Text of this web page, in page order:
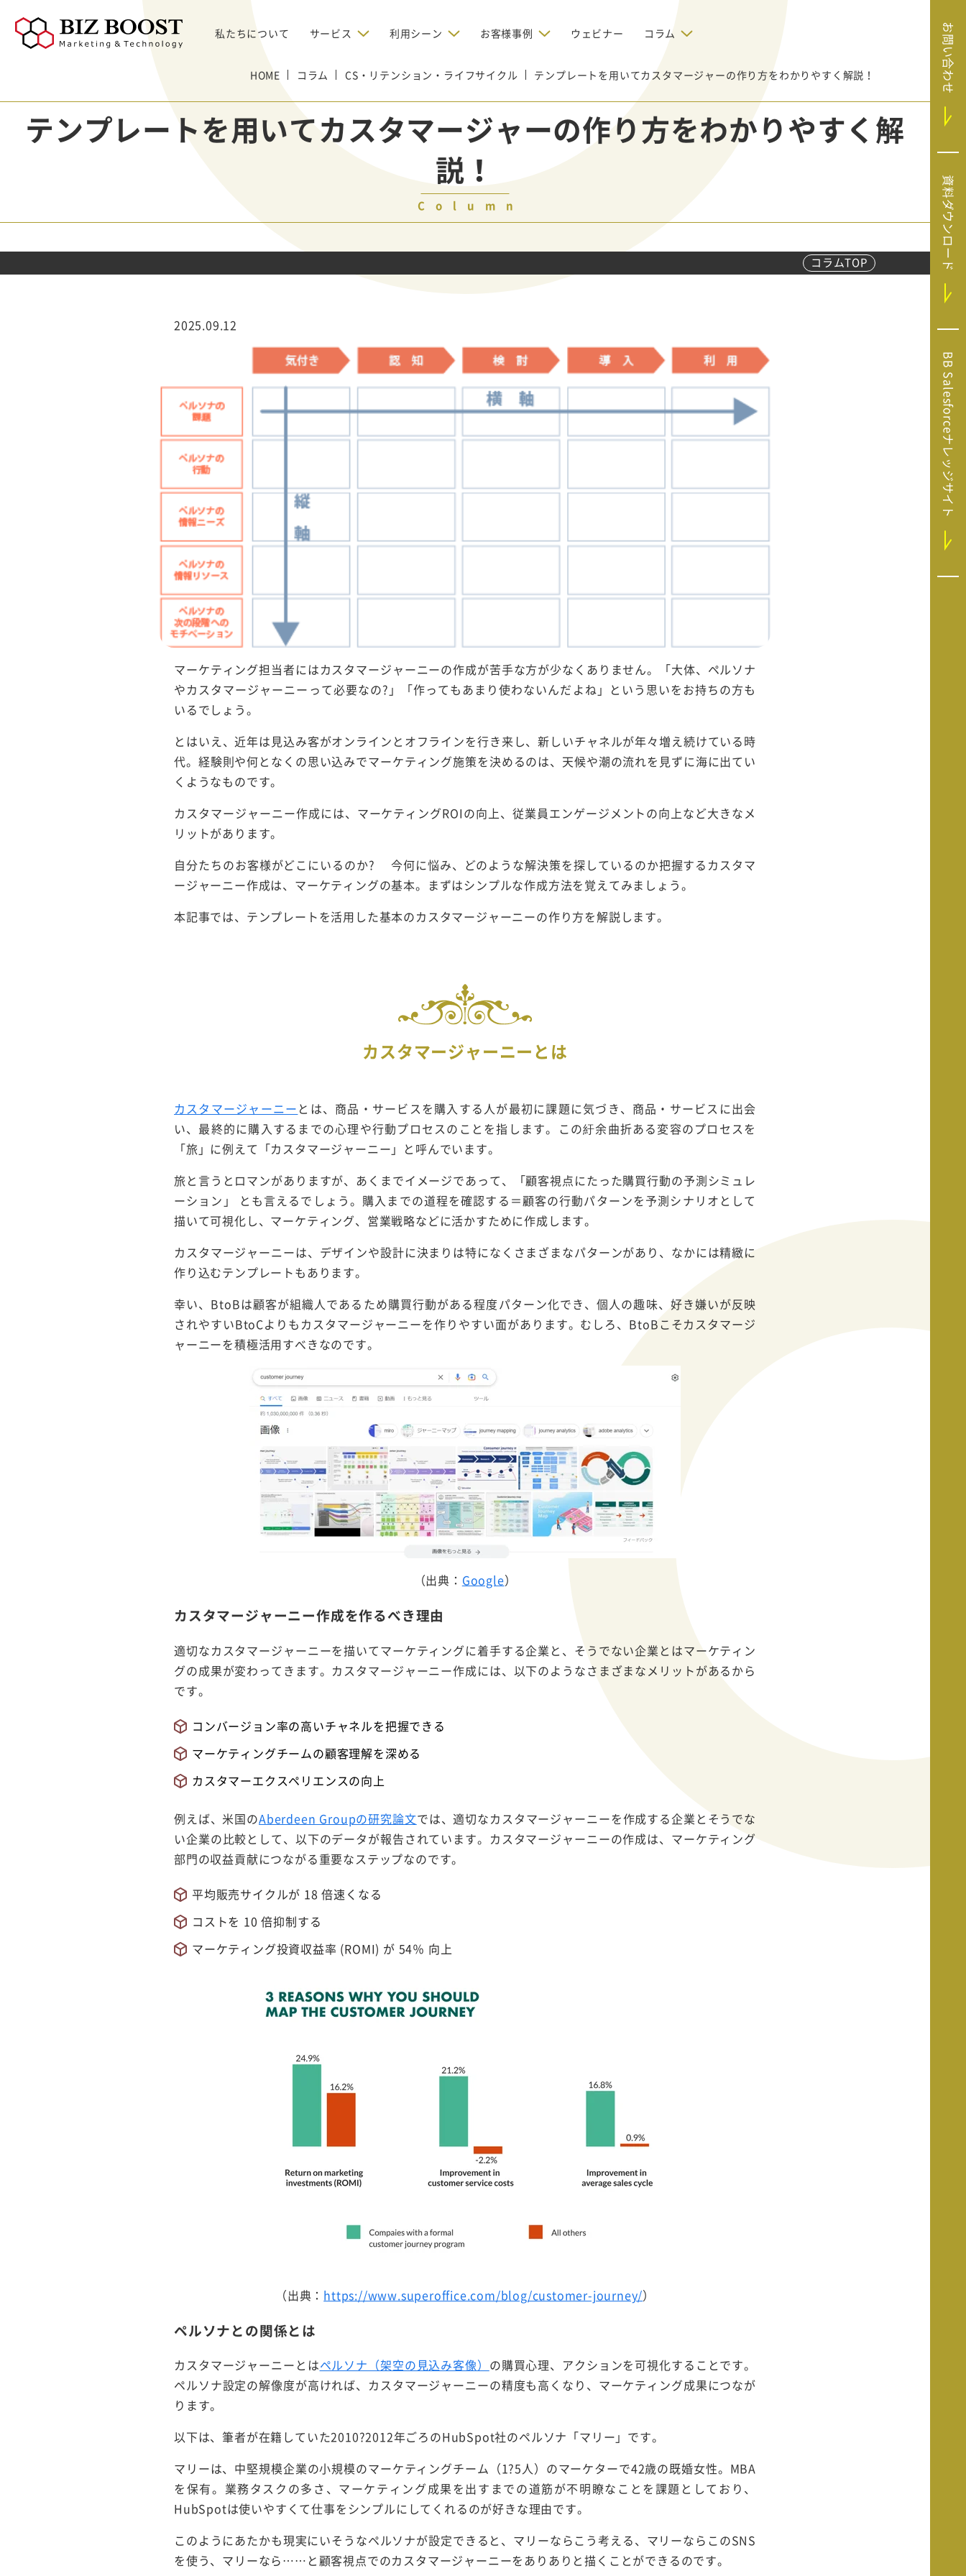
私たちについて サービス
コンサルティングサ
ービス
BtoBマーケティ
リード獲得
BtoB Webサイト
制作
メディアプロモー
行サービス
BtoBテレマーケ
リード醸成
デジタルリクルーティング
OMリクルーティン
デジタルテクノロジー
SaaS導入
BIZUTTO経費
MRC（マーケラ
ー）
(マイクロソフト
クラリティ）
Salesforce（セ
ールスフォース）
HubSpot（ハブ
スポット）
ビス
システムエンジニア
リング
利用シーン
Webからの問い合わせを増やしたい
セミナー/ウェビナーの集客を増や
したい
BtoBのテレマーケティングで成果を
BtoBのリスティング広告で成果を上
BtoBのインターネット広告で狙った
新規開拓の営業力を強化したい
採用コストを削減したい（中小企業
お客様事例
ウェビナー支援
イベントマーケティング
座談会
トレーラーハウスの認知度向上と文
化形成を目指して効果的なメールマ
ガジン配信の仕組みをMAで構築
ルな事例に学ぶ
ウェビナー コラム
戦略・マネジメント
デジタル施策 & チャネル
組織・パートナー & 法務
営業 & セールスオペ
HOME コラム CS・リテンション・ライフサイクル テンプレートを用いてカスタマージャーの作り方をわかりやすく解説！
テンプレートを用いてカスタマージャーの作り方をわかりやすく解
説！
Column
コラムTOP
2025.09.12
マーケティング担当者にはカスタマージャーニーの作成が苦手な方が少なくありません。「大体、ペルソナ
やカスタマージャーニーって必要なの?」「作ってもあまり使わないんだよね」という思いをお持ちの方も
いるでしょう。
とはいえ、近年は見込み客がオンラインとオフラインを行き来し、新しいチャネルが年々増え続けている時
代。経験則や何となくの思い込みでマーケティング施策を決めるのは、天候や潮の流れを見ずに海に出てい
くようなものです。
カスタマージャーニー作成には、マーケティングROIの向上、従業員エンゲージメントの向上など大きなメ
リットがあります。
自分たちのお客様がどこにいるのか? 今何に悩み、どのような解決策を探しているのか把握するカスタマ
ージャーニー作成は、マーケティングの基本。まずはシンプルな作成方法を覚えてみましょう。
本記事では、テンプレートを活用した基本のカスタマージャーニーの作り方を解説します。
カスタマージャーニーとは
カスタマージャーニー とは、商品・サービスを購入する人が最初に課題に気づき、商品・サービスに出会
い、最終的に購入するまでの心理や行動プロセスのことを指します。この紆余曲折ある変容のプロセスを
「旅」に例えて「カスタマージャーニー」と呼んでいます。
旅と言うとロマンがありますが、あくまでイメージであって、「顧客視点にたった購買行動の予測シミュレ
ーション」 とも言えるでしょう。購入までの道程を確認する＝顧客の行動パターンを予測シナリオとして
描いて可視化し、マーケティング、営業戦略などに活かすために作成します。
カスタマージャーニーは、デザインや設計に決まりは特になくさまざまなパターンがあり、なかには精緻に
作り込むテンプレートもあります。
幸い、BtoBは顧客が組織人であるため購買行動がある程度パターン化でき、個人の趣味、好き嫌いが反映
されやすいBtoCよりもカスタマージャーニーを作りやすい面があります。むしろ、BtoBこそカスタマージ
ャーニーを積極活用すべきなのです。
（出典： Google）
カスタマージャーニー作成を作るべき理由
適切なカスタマージャーニーを描いてマーケティングに着手する企業と、そうでない企業とはマーケティン
グの成果が変わってきます。カスタマージャーニー作成には、以下のようなさまざまなメリットがあるから
です。
コンバージョン率の高いチャネルを把握できる
マーケティングチームの顧客理解を深める
カスタマーエクスペリエンスの向上
例えば、米国のAberdeen Groupの研究論文では、適切なカスタマージャーニーを作成する企業とそうでな
い企業の比較として、以下のデータが報告されています。カスタマージャーニーの作成は、マーケティング
部門の収益貢献につながる重要なステップなのです。
平均販売サイクルが 18 倍速くなる
コストを 10 倍抑制する
マーケティング投資収益率 (ROMI) が 54％ 向上
（出典： https://www.superoffice.com/blog/customer-journey/）
ペルソナとの関係とは
カスタマージャーニーとはペルソナ（架空の見込み客像） の購買心理、アクションを可視化することです。
ペルソナ設定の解像度が高ければ、カスタマージャーニーの精度も高くなり、マーケティング成果につなが
ります。
以下は、筆者が在籍していた2010?2012年ごろのHubSpot社のペルソナ「マリー」です。
マリーは、中堅規模企業の小規模のマーケティングチーム（1?5人）のマーケターで42歳の既婚女性。MBA
を保有。業務タスクの多さ、マーケティング成果を出すまでの道筋が不明瞭なことを課題としており、
HubSpotは使いやすくて仕事をシンプルにしてくれるのが好きな理由です。
このようにあたかも現実にいそうなペルソナが設定できると、マリーならこう考える、マリーならこのSNS
を使う、マリーなら……と顧客視点でのカスタマージャーニーをありありと描くことができるのです。
お問い合わせ
資料ダウンロード
BB Salesforceナレッジサイト